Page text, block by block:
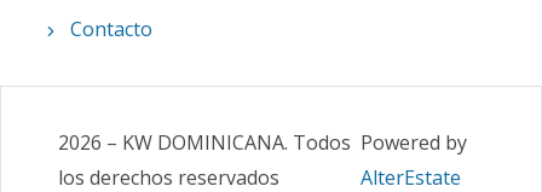
Contacto
2026 – KW DOMINICANA. Todos
los derechos reservados
Powered by
AlterEstate